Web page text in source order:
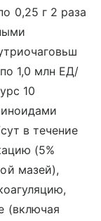
0,25 г 2 раза
1,0 млн ЕД/
10
в течение
(5%
мазей),
(включая